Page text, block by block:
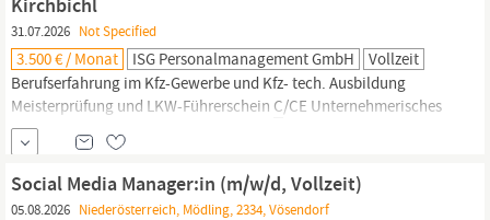
31.07.2026 Not Specified
3.500 € / Monat ISG Personalmanagement GmbH
Vollzeit
Berufserfahrung im Kfz-Gewerbe und Kfz- tech. Ausbildung
Meisterprüfung und LKW-Führerschein C/CE Unternehmerisches
Denken verbunden mit Dienstleistungsbereitschaft Erste
Erfahrung in der Einsatzplanung und Führung von Mitarbeitenden
- und Freude daran Selbständige Arbeitsweise,
Organisationsgeschick, Verlässlichkeit und Begeisterung
Social Media Manager:in (m/w/d, Vollzeit)
05.08.2026 Niederösterreich, Mödling, 2334, Vösendorf